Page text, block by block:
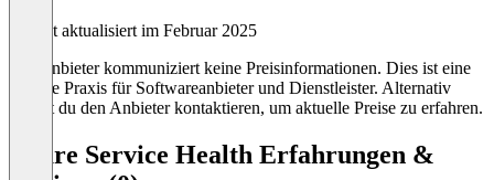
Zuletzt aktualisiert im Februar 2025
Der Anbieter kommuniziert keine Preisinformationen. Dies ist eine
übliche Praxis für Softwareanbieter und Dienstleister. Alternativ
kannst du den Anbieter kontaktieren, um aktuelle Preise zu erfahren.
Azure Service Health Erfahrungen &